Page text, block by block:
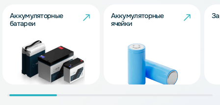
Аккумуляторные
батареи
Аккумуляторные
ячейки